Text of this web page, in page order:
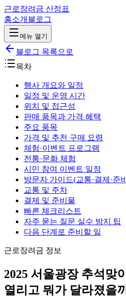
근로장려금 산정표
홈소개 블로그
메뉴 열기
블로그 목록으로
목차
행사 개요와 일정
일정 및 운영 시간
위치 및 접근성
판매 품목과 가격 혜택
주요 품목
가격 및 추천 구매 요령
체험·이벤트 프로그램
전통·문화 체험
시민 참여 이벤트 일정
방문자 가이드(교통·결제·준
교통 및 주차
결제 및 준비물
빠른 체크리스트
자주 묻는 질문 실수 방지 팁
다음 단계로 준비할 일
근로장려금 정보
2025 서울광장 추석맞
열리고 뭐가 달라졌을